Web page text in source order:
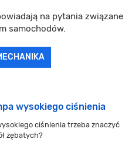
na pytania związane
samochodów.
wysokiego ciśnienia
ciśnienia trzeba znaczyć
zębatych?